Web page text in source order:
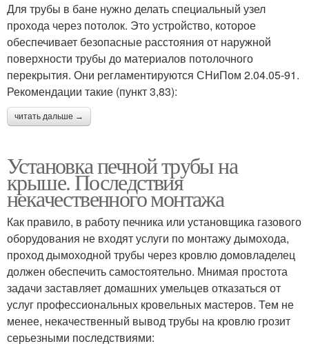
Для трубы в бане нужно делать специальный узел
прохода через потолок. Это устройство, которое
обеспечивает безопасные расстояния от наружной
поверхности трубы до материалов потолочного
перекрытия. Они регламентируются СНиПом 2.04.05-91.
Рекомендации такие (пункт 3,83):
читать дальше →
Установка печной трубы на
крыше. Последствия
некачественного монтажа
Как правило, в работу печника или установщика газового
оборудования не входят услуги по монтажу дымохода,
проход дымоходной трубы через кровлю домовладелец
должен обеспечить самостоятельно. Мнимая простота
задачи заставляет домашних умельцев отказаться от
услуг профессиональных кровельных мастеров. Тем не
менее, некачественный вывод трубы на кровлю грозит
серьезными последствиями: